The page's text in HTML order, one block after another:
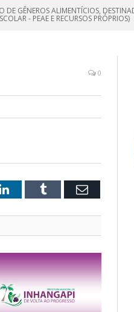
GÊNEROS ALIMENTÍCIOS,
- PEAE E RECURSOS PRÓPRIOS)
0
LinkedInTumblr Email